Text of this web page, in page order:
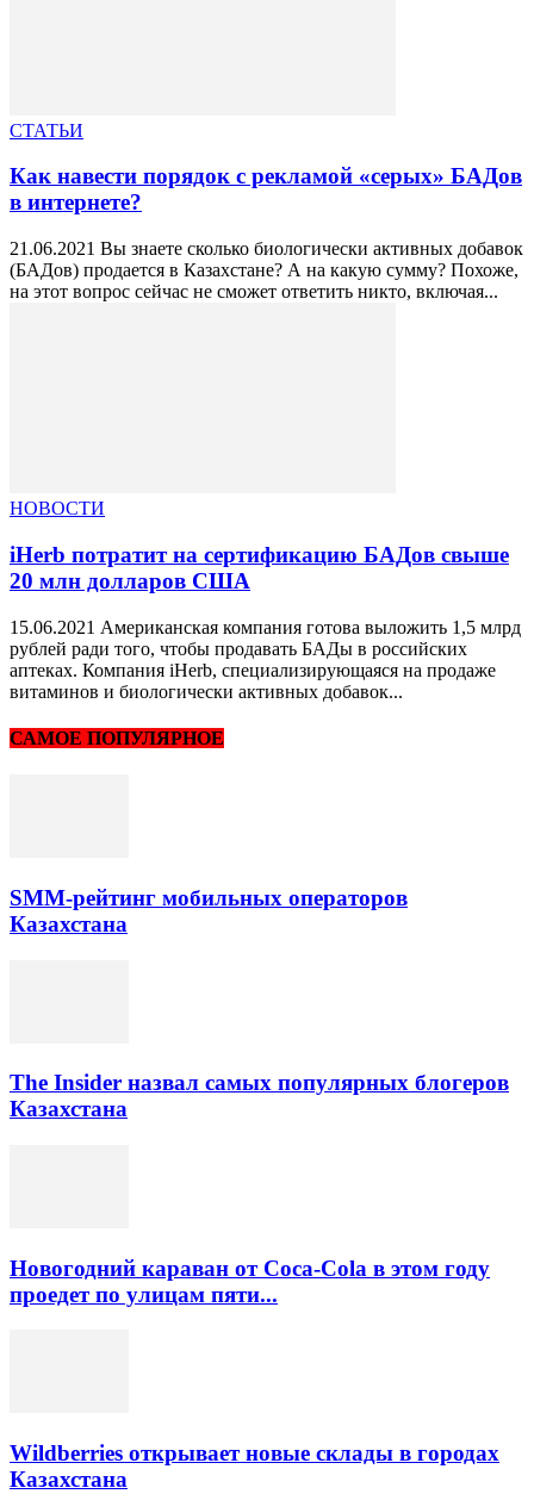
СТАТЬИ
Как навести порядок с рекламой «серых» БАДов
в интернете?
21.06.2021 Вы знаете сколько биологически активных добавок
(БАДов) продается в Казахстане? А на какую сумму? Похоже,
на этот вопрос сейчас не сможет ответить никто, включая...
НОВОСТИ
iHerb потратит на сертификацию БАДов свыше
20 млн долларов США
15.06.2021 Американская компания готова выложить 1,5 млрд
рублей ради того, чтобы продавать БАДы в российских
аптеках. Компания iHerb, специализирующаяся на продаже
витаминов и биологически активных добавок...
САМОЕ ПОПУЛЯРНОЕ
SMM-рейтинг мобильных операторов
Казахстана
The Insider назвал самых популярных блогеров
Казахстана
Новогодний караван от Coca-Cola в этом году
проедет по улицам пяти...
Wildberries открывает новые склады в городах
Казахстана